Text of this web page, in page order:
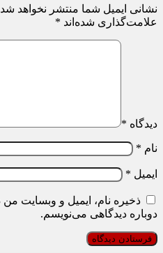
نشانی ایمیل شما منتشر نخواهد
علامت‌گذاری شده‌اند *
دیدگاه *
نام *
ایمیل *
ذخیره نام، ایمیل و وبسایت
دوباره دیدگاهی می‌نویسم.